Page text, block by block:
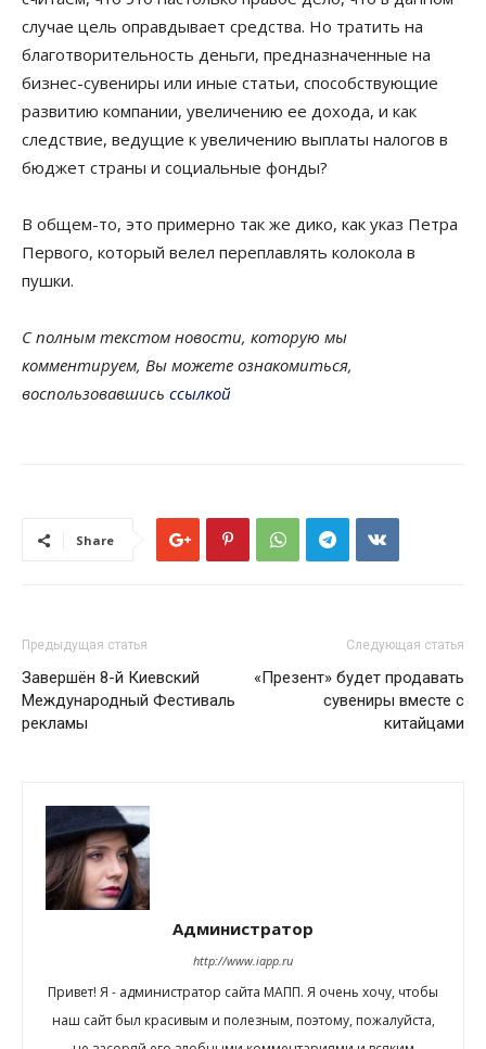
случае цель оправдывает средства. Но тратить на
благотворительность деньги, предназначенные на
бизнес-сувениры или иные статьи, способствующие
развитию компании, увеличению ее дохода, и как
следствие, ведущие к увеличению выплаты налогов в
бюджет страны и социальные фонды?
В общем-то, это примерно так же дико, как указ Петра
Первого, который велел переплавлять колокола в
пушки.
С полным текстом новости, которую мы
комментируем, Вы можете ознакомиться,
воспользовавшись ссылкой
Share
Предыдущая статья
Завершён 8-й Киевский
Международный Фестиваль
рекламы
Следующая статья
«Презент» будет продавать
сувениры вместе с
китайцами
Администратор
http://www.iapp.ru
Привет! Я - администратор сайта МАПП. Я очень хочу, чтобы
наш сайт был красивым и полезным, поэтому, пожалуйста,